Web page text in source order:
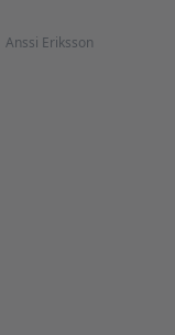
Anssi Eriksson